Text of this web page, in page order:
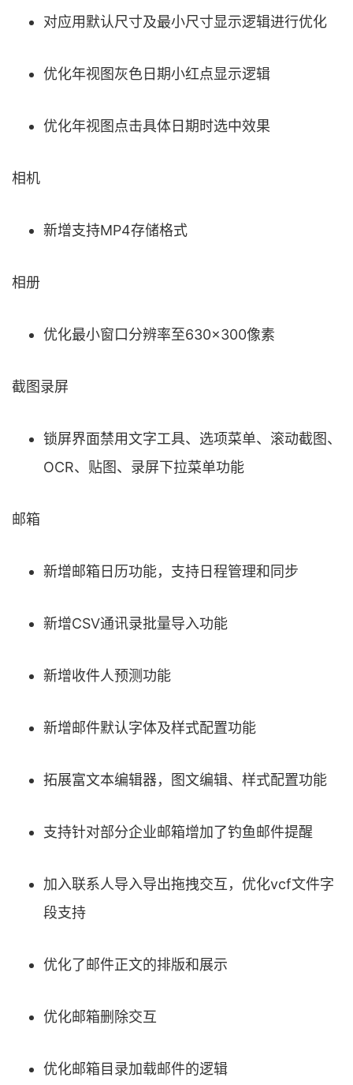
对应用默认尺寸及最小尺寸显示逻辑进行优化
优化年视图灰色日期小红点显示逻辑
优化年视图点击具体日期时选中效果
相机
新增支持MP4存储格式
相册
优化最小窗口分辨率至630×300像素
截图录屏
锁屏界面禁用文字工具、选项菜单、滚动截图、
OCR、贴图、录屏下拉菜单功能
邮箱
新增邮箱日历功能，支持日程管理和同步
新增CSV通讯录批量导入功能
新增收件人预测功能
新增邮件默认字体及样式配置功能
拓展富文本编辑器，图文编辑、样式配置功能
支持针对部分企业邮箱增加了钓鱼邮件提醒
加入联系人导入导出拖拽交互，优化vcf文件字
段支持
优化了邮件正文的排版和展示
优化邮箱删除交互
优化邮箱目录加载邮件的逻辑